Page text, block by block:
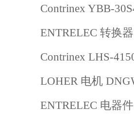
Contrinex YBB-
ENTRELEC 转换
Contrinex LHS-
LOHER 电机
ENTRELEC 电器